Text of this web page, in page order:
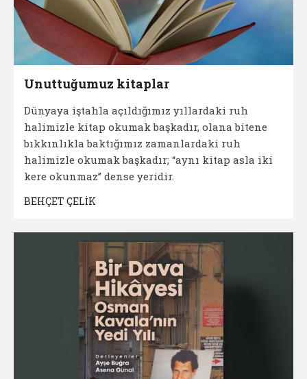
Unuttuğumuz kitaplar
Dünyaya iştahla açıldığımız yıllardaki ruh
halimizle kitap okumak başkadır, olana bitene
bıkkınlıkla baktığımız zamanlardaki ruh
halimizle okumak başkadır; “aynı kitap asla iki
kere okunmaz” dense yeridir.
BEHÇET ÇELİK